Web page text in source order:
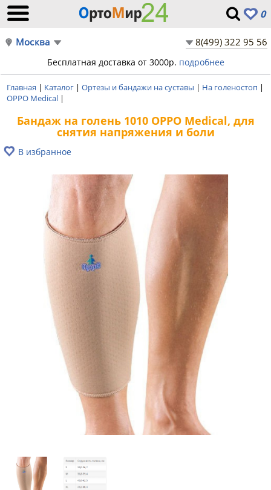
0
Москва 8(499) 322 95 56
Бесплатная доставка от 3000р. подробнее
Главная | Каталог | Ортезы и бандажи на суставы | На голеностоп |
OPPO Medical |
Бандаж на голень 1010 OPPO Medical, для
снятия напряжения и боли
В избранное